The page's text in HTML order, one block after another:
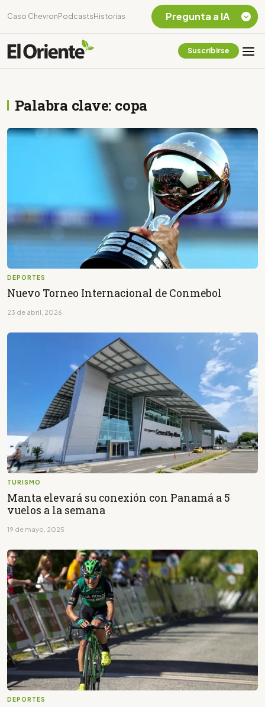
Caso Chevron Podcasts Historias
Suscribirse
Palabra clave: copa
DEPORTES
Nuevo Torneo Internacional de Conmebol
23 de abril, 2026
TURISMO
Manta elevará su conexión con Panamá a 5
vuelos a la semana
19 de mayo, 2025
DEPORTES
Pregunta a IA
Amazonia Ecuatoriana
¿En que consiste la
tasa minera que rige en
Ecuador?